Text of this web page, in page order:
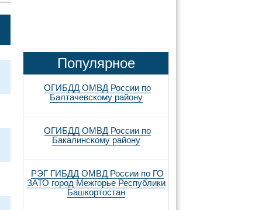
Популярное
ОГИБДД ОМВД России по
Балтачевскому району
ОГИБДД ОМВД России по
Бакалинскому району
РЭГ ГИБДД ОМВД России по ГО
ЗАТО город Межгорье Республики
Башкортостан